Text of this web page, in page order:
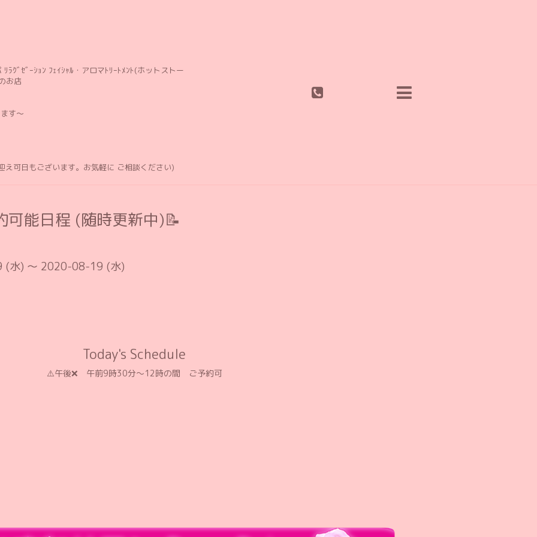
ﾗｸﾞｾﾞｰｼｮﾝ ﾌｪｲｼｬﾙ・アロマﾄﾘｰﾄﾒﾝﾄ(ホットストー
お店
す〜
え可日もございます。お気軽に ご相談ください)
能日程 (随時更新中)📝
水) ～ 2020-08-19 (水)
Today's Schedule
⚠️午後❌️ 午前9時30分〜12時の間 ご予約可